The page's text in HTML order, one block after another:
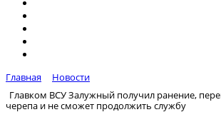
Главная
Новости
Главком ВСУ Залужный получил ранение,
черепа и не сможет продолжить службу